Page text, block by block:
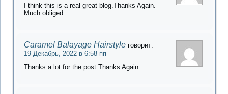
I think this is a real great blog.Thanks Again.
Much obliged.
Caramel Balayage Hairstyle говорит:
19 Декабрь, 2022 в 6:58 пп
Thanks a lot for the post.Thanks Again.